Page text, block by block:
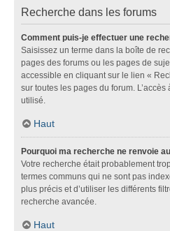
Recherche dans les forums
Comment puis-je effectuer une
Saisissez un terme dans la boîte de
pages des forums ou les pages de
accessible en cliquant sur le lien «
sur toutes les pages du forum.
utilisé.
Haut
Pourquoi ma recherche ne renvoie
Votre recherche était probablement
termes communs qui ne sont pas
plus précis et d’utiliser les différents
recherche avancée.
Haut